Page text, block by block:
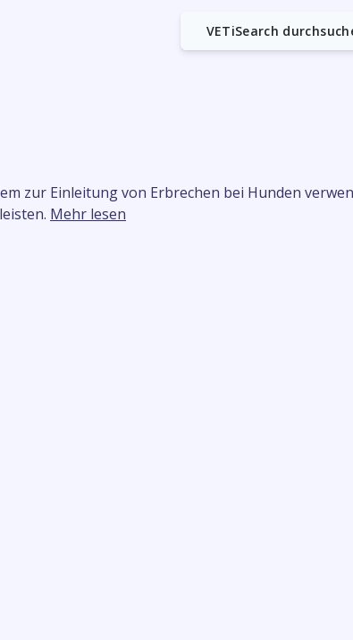
VETiSearch
zur Einleitung von Erbrechen bei Hunden
Mehr lesen